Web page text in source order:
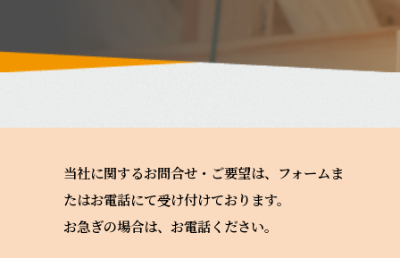
当社に関するお問合せ・ご要望は、フォームま
たはお電話にて受け付けております。
お急ぎの場合は、お電話ください。